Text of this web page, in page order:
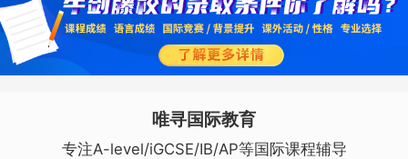
唯寻国际教育
专注A-level/iGCSE/IB/AP等国际课程辅导